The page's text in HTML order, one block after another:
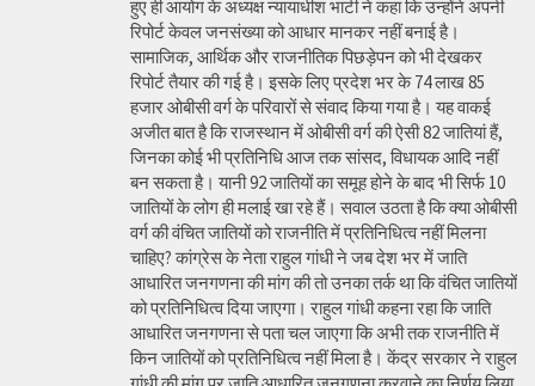
हुए ही आयोग के अध्यक्ष न्यायाधीश भाटी ने कहा कि उन्होंने अपनी
रिपोर्ट केवल जनसंख्या को आधार मानकर नहीं बनाई है।
सामाजिक, आर्थिक और राजनीतिक पिछड़ेपन को भी देखकर
रिपोर्ट तैयार की गई है। इसके लिए प्रदेश भर के 74 लाख 85
हजार ओबीसी वर्ग के परिवारों से संवाद किया गया है। यह वाकई
अजीत बात है कि राजस्थान में ओबीसी वर्ग की ऐसी 82 जातियां हैं,
जिनका कोई भी प्रतिनिधि आज तक सांसद, विधायक आदि नहीं
बन सकता है। यानी 92 जातियों का समूह होने के बाद भी सिर्फ 10
जातियों के लोग ही मलाई खा रहे हैं। सवाल उठता है कि क्या ओबीसी
वर्ग की वंचित जातियों को राजनीति में प्रतिनिधित्व नहीं मिलना
चाहिए? कांग्रेस के नेता राहुल गांधी ने जब देश भर में जाति
आधारित जनगणना की मांग की तो उनका तर्क था कि वंचित जातियों
को प्रतिनिधित्व दिया जाएगा। राहुल गांधी कहना रहा कि जाति
आधारित जनगणना से पता चल जाएगा कि अभी तक राजनीति में
किन जातियों को प्रतिनिधित्व नहीं मिला है। केंद्र सरकार ने राहुल